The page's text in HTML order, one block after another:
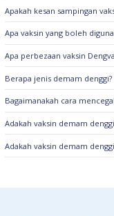
Apakah kesan sampingan
Apa vaksin yang boleh
Apa perbezaan vaksin
Berapa jenis demam denggi?
Bagaimanakah cara
Adakah vaksin demam
Adakah vaksin demam